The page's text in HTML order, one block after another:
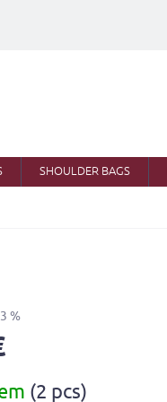
SHOULDER BAGS
%
(2 pcs)